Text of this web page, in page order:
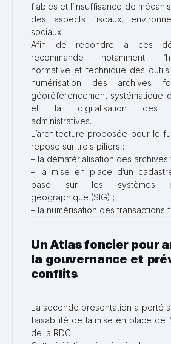
fiables et l’insuffisance de
des aspects fiscaux,
sociaux.
Afin de répondre à ces
recommande notamment
normative et technique des outils
numérisation des archives
géoréférencement systématique
et la digitalisation des
administratives.
L’architecture proposée pour le
repose sur trois piliers :
– la dématérialisation des archives
– la mise en place d’un
basé sur les systèmes
géographique (SIG) ;
– la numérisation des transactions
Un Atlas foncier pour
la gouvernance et
conflits
La seconde présentation a porté
faisabilité de la mise en place de
de la RDC.